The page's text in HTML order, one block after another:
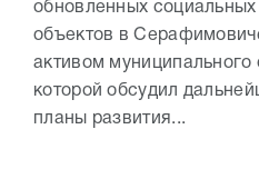
обновленных
объектов в
активом муниципального
которой обсудил
планы развития...